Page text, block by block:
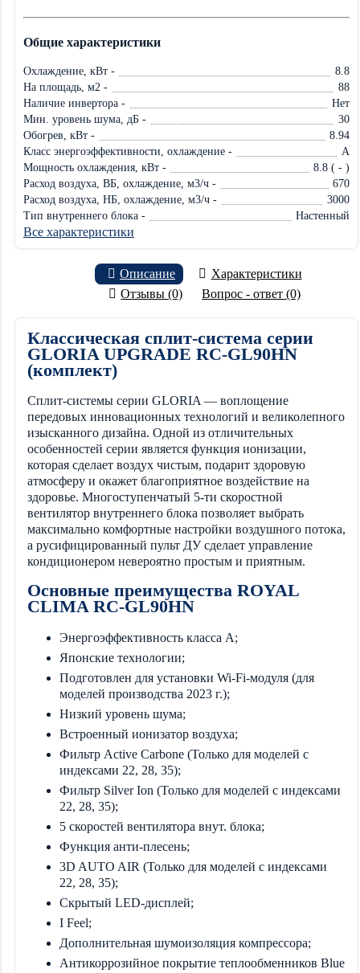
Общие характеристики
Охлаждение, кВт -
8.8
На площадь, м2 -
88
Наличие инвертора -
Нет
Мин. уровень шума, дБ -
30
Обогрев, кВт -
8.94
Класс энергоэффективности, охлаждение -
A
Мощность охлаждения, кВт -
8.8 ( - )
Расход воздуха, ВБ, охлаждение, м3/ч -
670
Расход воздуха, НБ, охлаждение, м3/ч -
3000
Тип внутреннего блока -
Настенный
Все характеристики
Описание
Характеристики
Отзывы (0)
Вопрос - ответ (0)
Классическая сплит-система серии
GLORIA UPGRADE RC-GL90HN
(комплект)
Сплит-системы серии GLORIA — воплощение
передовых инновационных технологий и великолепного
изысканного дизайна. Одной из отличительных
особенностей серии является функция ионизации,
которая сделает воздух чистым, подарит здоровую
атмосферу и окажет благоприятное воздействие на
здоровье. Многоступенчатый 5-ти скоростной
вентилятор внутреннего блока позволяет выбрать
максимально комфортные настройки воздушного потока,
а русифицированный пульт ДУ сделает управление
кондиционером невероятно простым и приятным.
Основные преимущества ROYAL
CLIMA RC-GL90HN
Энергоэффективность класса А;
Японские технологии;
Подготовлен для установки Wi-Fi-модуля (для
моделей производства 2023 г.);
Низкий уровень шума;
Встроенный ионизатор воздуха;
Фильтр Active Carbone (Только для моделей с
индексами 22, 28, 35);
Фильтр Silver Ion (Только для моделей с индексами
22, 28, 35);
5 скоростей вентилятора внут. блока;
Функция анти-плесень;
3D AUTO AIR (Только для моделей с индексами
22, 28, 35);
Скрытый LED-дисплей;
I Feel;
Дополнительная шумоизоляция компрессора;
Антикоррозийное покрытие теплообменников Blue